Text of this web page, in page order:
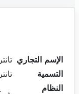
الإسم التجاري
التسمية
النظام